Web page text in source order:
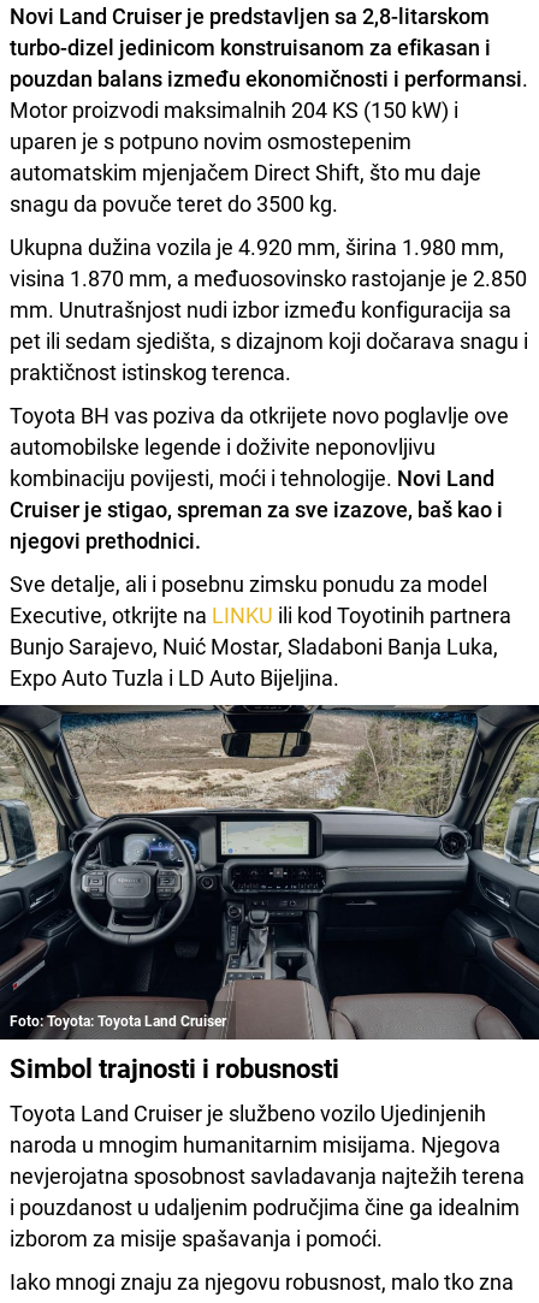
Novi Land Cruiser je predstavljen sa 2,8-litarskom
turbo-dizel jedinicom konstruisanom za efikasan i
pouzdan balans između ekonomičnosti i performansi.
Motor proizvodi maksimalnih 204 KS (150 kW) i
uparen je s potpuno novim osmostepenim
automatskim mjenjačem Direct Shift, što mu daje
snagu da povuče teret do 3500 kg.
Ukupna dužina vozila je 4.920 mm, širina 1.980 mm,
visina 1.870 mm, a međuosovinsko rastojanje je 2.850
mm. Unutrašnjost nudi izbor između konfiguracija sa
pet ili sedam sjedišta, s dizajnom koji dočarava snagu i
praktičnost istinskog terenca.
Toyota BH vas poziva da otkrijete novo poglavlje ove
automobilske legende i doživite neponovljivu
kombinaciju povijesti, moći i tehnologije. Novi Land
Cruiser je stigao, spreman za sve izazove, baš kao i
njegovi prethodnici.
Sve detalje, ali i posebnu zimsku ponudu za model
Executive, otkrijte na LINKU ili kod Toyotinih partnera
Bunjo Sarajevo, Nuić Mostar, Sladaboni Banja Luka,
Expo Auto Tuzla i LD Auto Bijeljina.
Foto: Toyota: Toyota Land Cruiser
Simbol trajnosti i robusnosti
Toyota Land Cruiser je službeno vozilo Ujedinjenih
naroda u mnogim humanitarnim misijama. Njegova
nevjerojatna sposobnost savladavanja najtežih terena
i pouzdanost u udaljenim područjima čine ga idealnim
izborom za misije spašavanja i pomoći.
Iako mnogi znaju za njegovu robusnost, malo tko zna